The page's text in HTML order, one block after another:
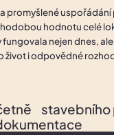
promyšlené
hodnotu celé
nejen dnes,
život i odpovědné